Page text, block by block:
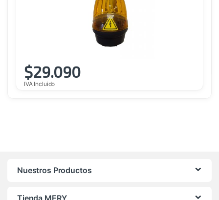
$29.090
IVA Incluido
Nuestros Productos
Tienda MERY